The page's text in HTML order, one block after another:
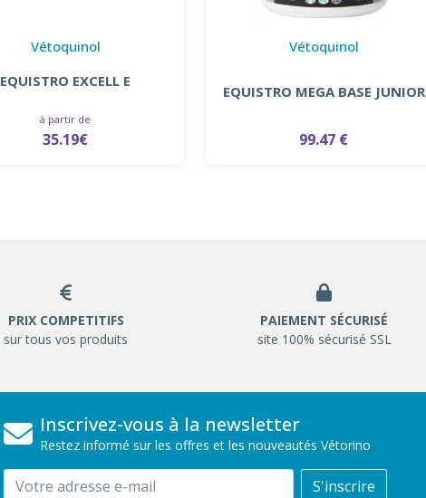
Vétoquinol
EQUISTRO EXCELL E
à partir de
35.19€
Vétoquinol
EQUISTRO MEGA BASE JUNIOR
99.47 €
PRIX COMPETITIFS
sur tous vos produits
PAIEMENT SÉCURISÉ
site 100% sécurisé SSL
Inscrivez-vous à la newsletter
Restez informé sur les offres et les nouveautés Vétorino
Email S'inscrire